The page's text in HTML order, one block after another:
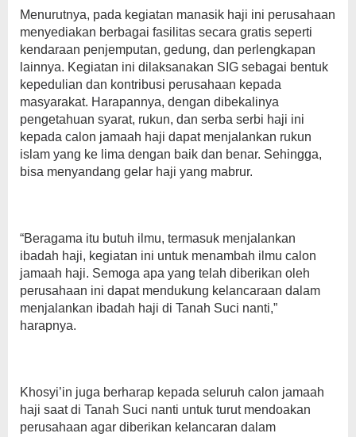
Menurutnya, pada kegiatan manasik haji ini perusahaan
menyediakan berbagai fasilitas secara gratis seperti
kendaraan penjemputan, gedung, dan perlengkapan
lainnya. Kegiatan ini dilaksanakan SIG sebagai bentuk
kepedulian dan kontribusi perusahaan kepada
masyarakat. Harapannya, dengan dibekalinya
pengetahuan syarat, rukun, dan serba serbi haji ini
kepada calon jamaah haji dapat menjalankan rukun
islam yang ke lima dengan baik dan benar. Sehingga,
bisa menyandang gelar haji yang mabrur.
“Beragama itu butuh ilmu, termasuk menjalankan
ibadah haji, kegiatan ini untuk menambah ilmu calon
jamaah haji. Semoga apa yang telah diberikan oleh
perusahaan ini dapat mendukung kelancaraan dalam
menjalankan ibadah haji di Tanah Suci nanti,”
harapnya.
Khosyi’in juga berharap kepada seluruh calon jamaah
haji saat di Tanah Suci nanti untuk turut mendoakan
perusahaan agar diberikan kelancaran dalam